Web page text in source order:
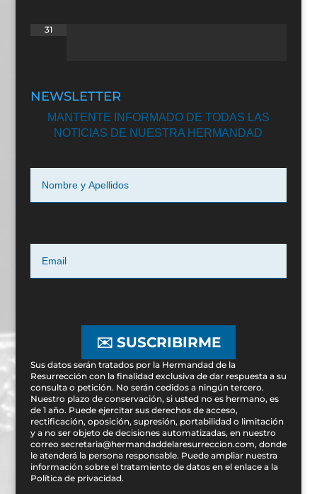
31
NEWSLETTER
MANTENTE INFORMADO DE TODAS LAS
NOTICIAS DE NUESTRA HERMANDAD
✉️ SUSCRIBIRME
Sus datos serán tratados por la Hermandad de la
Resurrección con la finalidad exclusiva de dar respuesta a su
consulta o petición. No serán cedidos a ningún tercero.
Nuestro plazo de conservación, si usted no es hermano, es
de 1 año. Puede ejercitar sus derechos de acceso,
rectificación, oposición, supresión, portabilidad o limitación
y a no ser objeto de decisiones automatizadas, en nuestro
correo secretaria@hermandaddelaresurreccion.com, donde
le atenderá la persona responsable. Puede ampliar nuestra
información sobre el tratamiento de datos en el enlace a la
Política de privacidad.